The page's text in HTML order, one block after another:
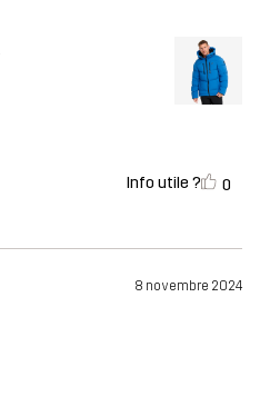
Info utile ? 0
8 novembre 2024